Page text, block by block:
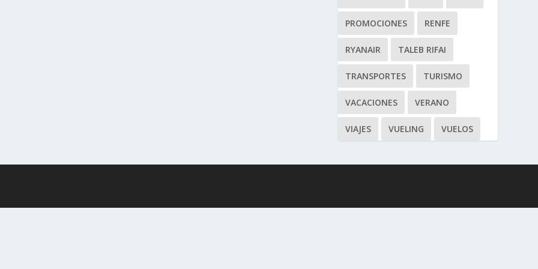
PROMOCIONES RENFE
RYANAIR TALEB RIFAI
TRANSPORTES TURISMO
VACACIONES VERANO
VIAJES VUELING VUELOS